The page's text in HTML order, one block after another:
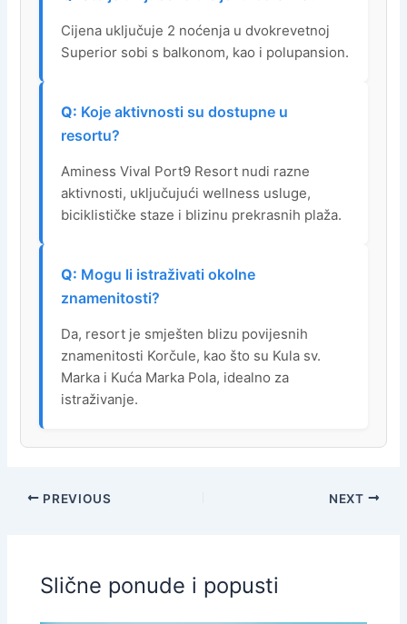
Cijena uključuje 2 noćenja u dvokrevetnoj
Superior sobi s balkonom, kao i polupansion.
Koje aktivnosti su dostupne u
resortu?
Aminess Vival Port9 Resort nudi razne
aktivnosti, uključujući wellness usluge,
biciklističke staze i blizinu prekrasnih plaža.
Mogu li istraživati okolne
znamenitosti?
Da, resort je smješten blizu povijesnih
znamenitosti Korčule, kao što su Kula sv.
Marka i Kuća Marka Pola, idealno za
istraživanje.
PREVIOUS NEXT
Slične ponude i popusti